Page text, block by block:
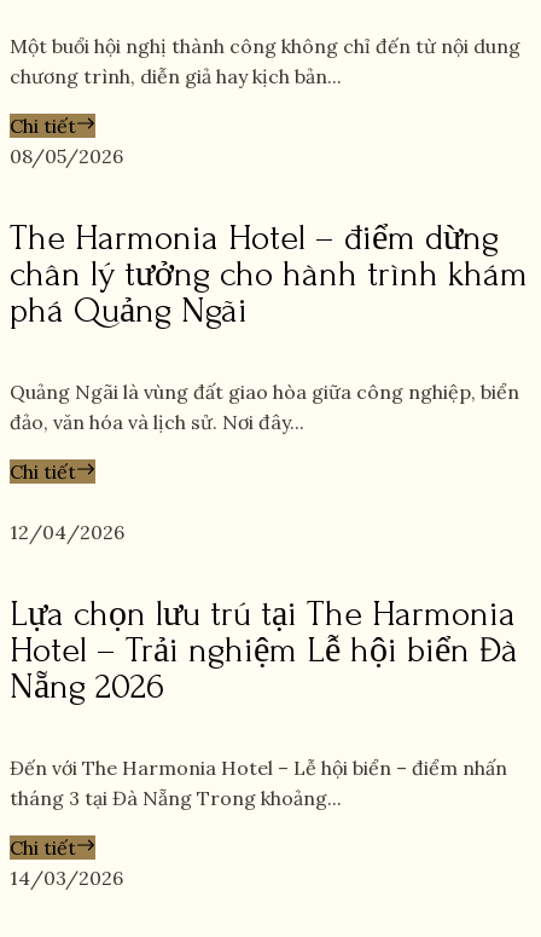
Một buổi hội nghị thành công không chỉ đến từ nội dung
chương trình, diễn giả hay kịch bản...
Chi tiết
08/05/2026
The Harmonia Hotel – điểm dừng
chân lý tưởng cho hành trình khám
phá Quảng Ngãi
Quảng Ngãi là vùng đất giao hòa giữa công nghiệp, biển
đảo, văn hóa và lịch sử. Nơi đây...
Chi tiết
12/04/2026
Lựa chọn lưu trú tại The Harmonia
Hotel – Trải nghiệm Lễ hội biển Đà
Nẵng 2026
Đến với The Harmonia Hotel – Lễ hội biển – điểm nhấn
tháng 3 tại Đà Nẵng Trong khoảng...
Chi tiết
14/03/2026